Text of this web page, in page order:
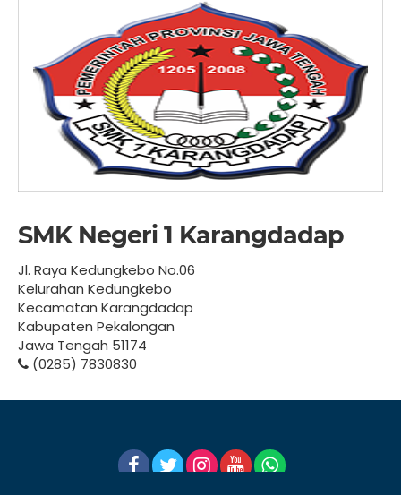
SMK Negeri 1 Karangdadap
Jl. Raya Kedungkebo No.06
Kelurahan Kedungkebo
Kecamatan Karangdadap
Kabupaten Pekalongan
Jawa Tengah 51174
(0285) 7830830